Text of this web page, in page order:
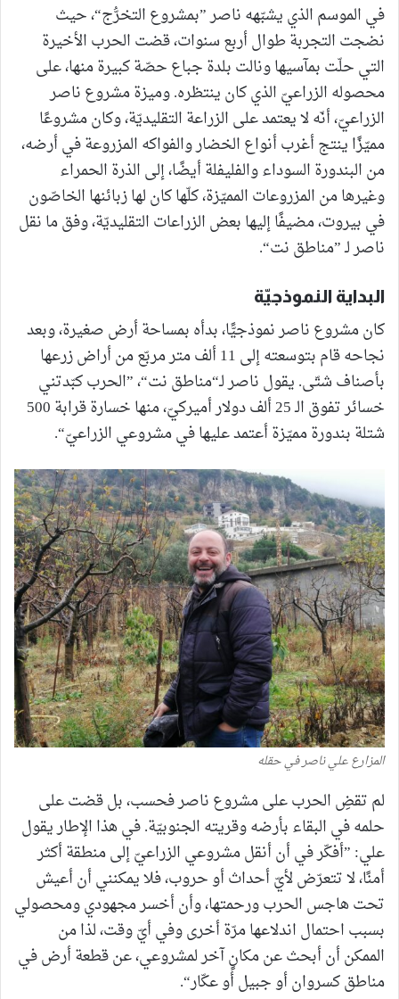
في الموسم الذي يشبّهه ناصر ”بمشروع التخرُّج“، حيث
نضجت التجربة طوال أربع سنوات، قضت الحرب الأخيرة
التي حلّت بمآسيها ونالت بلدة جباع حصّة كبيرة منها، على
محصوله الزراعيّ الذي كان ينتظره. وميزة مشروع ناصر
الزراعيّ، أنّه لا يعتمد على الزراعة التقليديّة، وكان مشروعًا
مميّزًا ينتج أغرب أنواع الخضار والفواكه المزروعة في أرضه،
من البندورة السوداء والفليفلة أيضًا، إلى الذرة الحمراء
وغيرها من المزروعات المميّزة، كلّها كان لها زبائنها الخاصّون
في بيروت، مضيفًا إليها بعض الزراعات التقليديّة، وفق ما نقل
ناصر لـ ”مناطق نت“.
البداية النموذجيّة
كان مشروع ناصر نموذجيًّا، بدأه بمساحة أرض صغيرة، وبعد
نجاحه قام بتوسعته إلى 11 ألف متر مربّع من أراض زرعها
بأصناف شتّى. يقول ناصر لـ“مناطق نت“، ”الحرب كبّدتني
خسائر تفوق الـ 25 ألف دولار أميركيّ، منها خسارة قرابة 500
شتلة بندورة مميّزة أعتمد عليها في مشروعي الزراعيّ“.
المزارع علي ناصر في حقله
لم تقضِ الحرب على مشروع ناصر فحسب، بل قضت على
حلمه في البقاء بأرضه وقريته الجنوبيّة. في هذا الإطار يقول
علي: ”أفكّر في أن أنقل مشروعي الزراعيّ إلى منطقة أكثر
أمنًا، لا تتعرّض لأيّ أحداث أو حروب، فلا يمكنني أن أعيش
تحت هاجس الحرب ورحمتها، وأن أخسر مجهودي ومحصولي
بسبب احتمال اندلاعها مرّة أخرى وفي أيّ وقت، لذا من
الممكن أن أبحث عن مكانٍ آخر لمشروعي، عن قطعة أرض في
مناطق كسروان أو جبيل أو عكّار“.